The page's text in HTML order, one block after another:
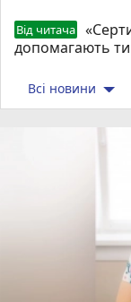
Від читача
допомагають
Всі новини